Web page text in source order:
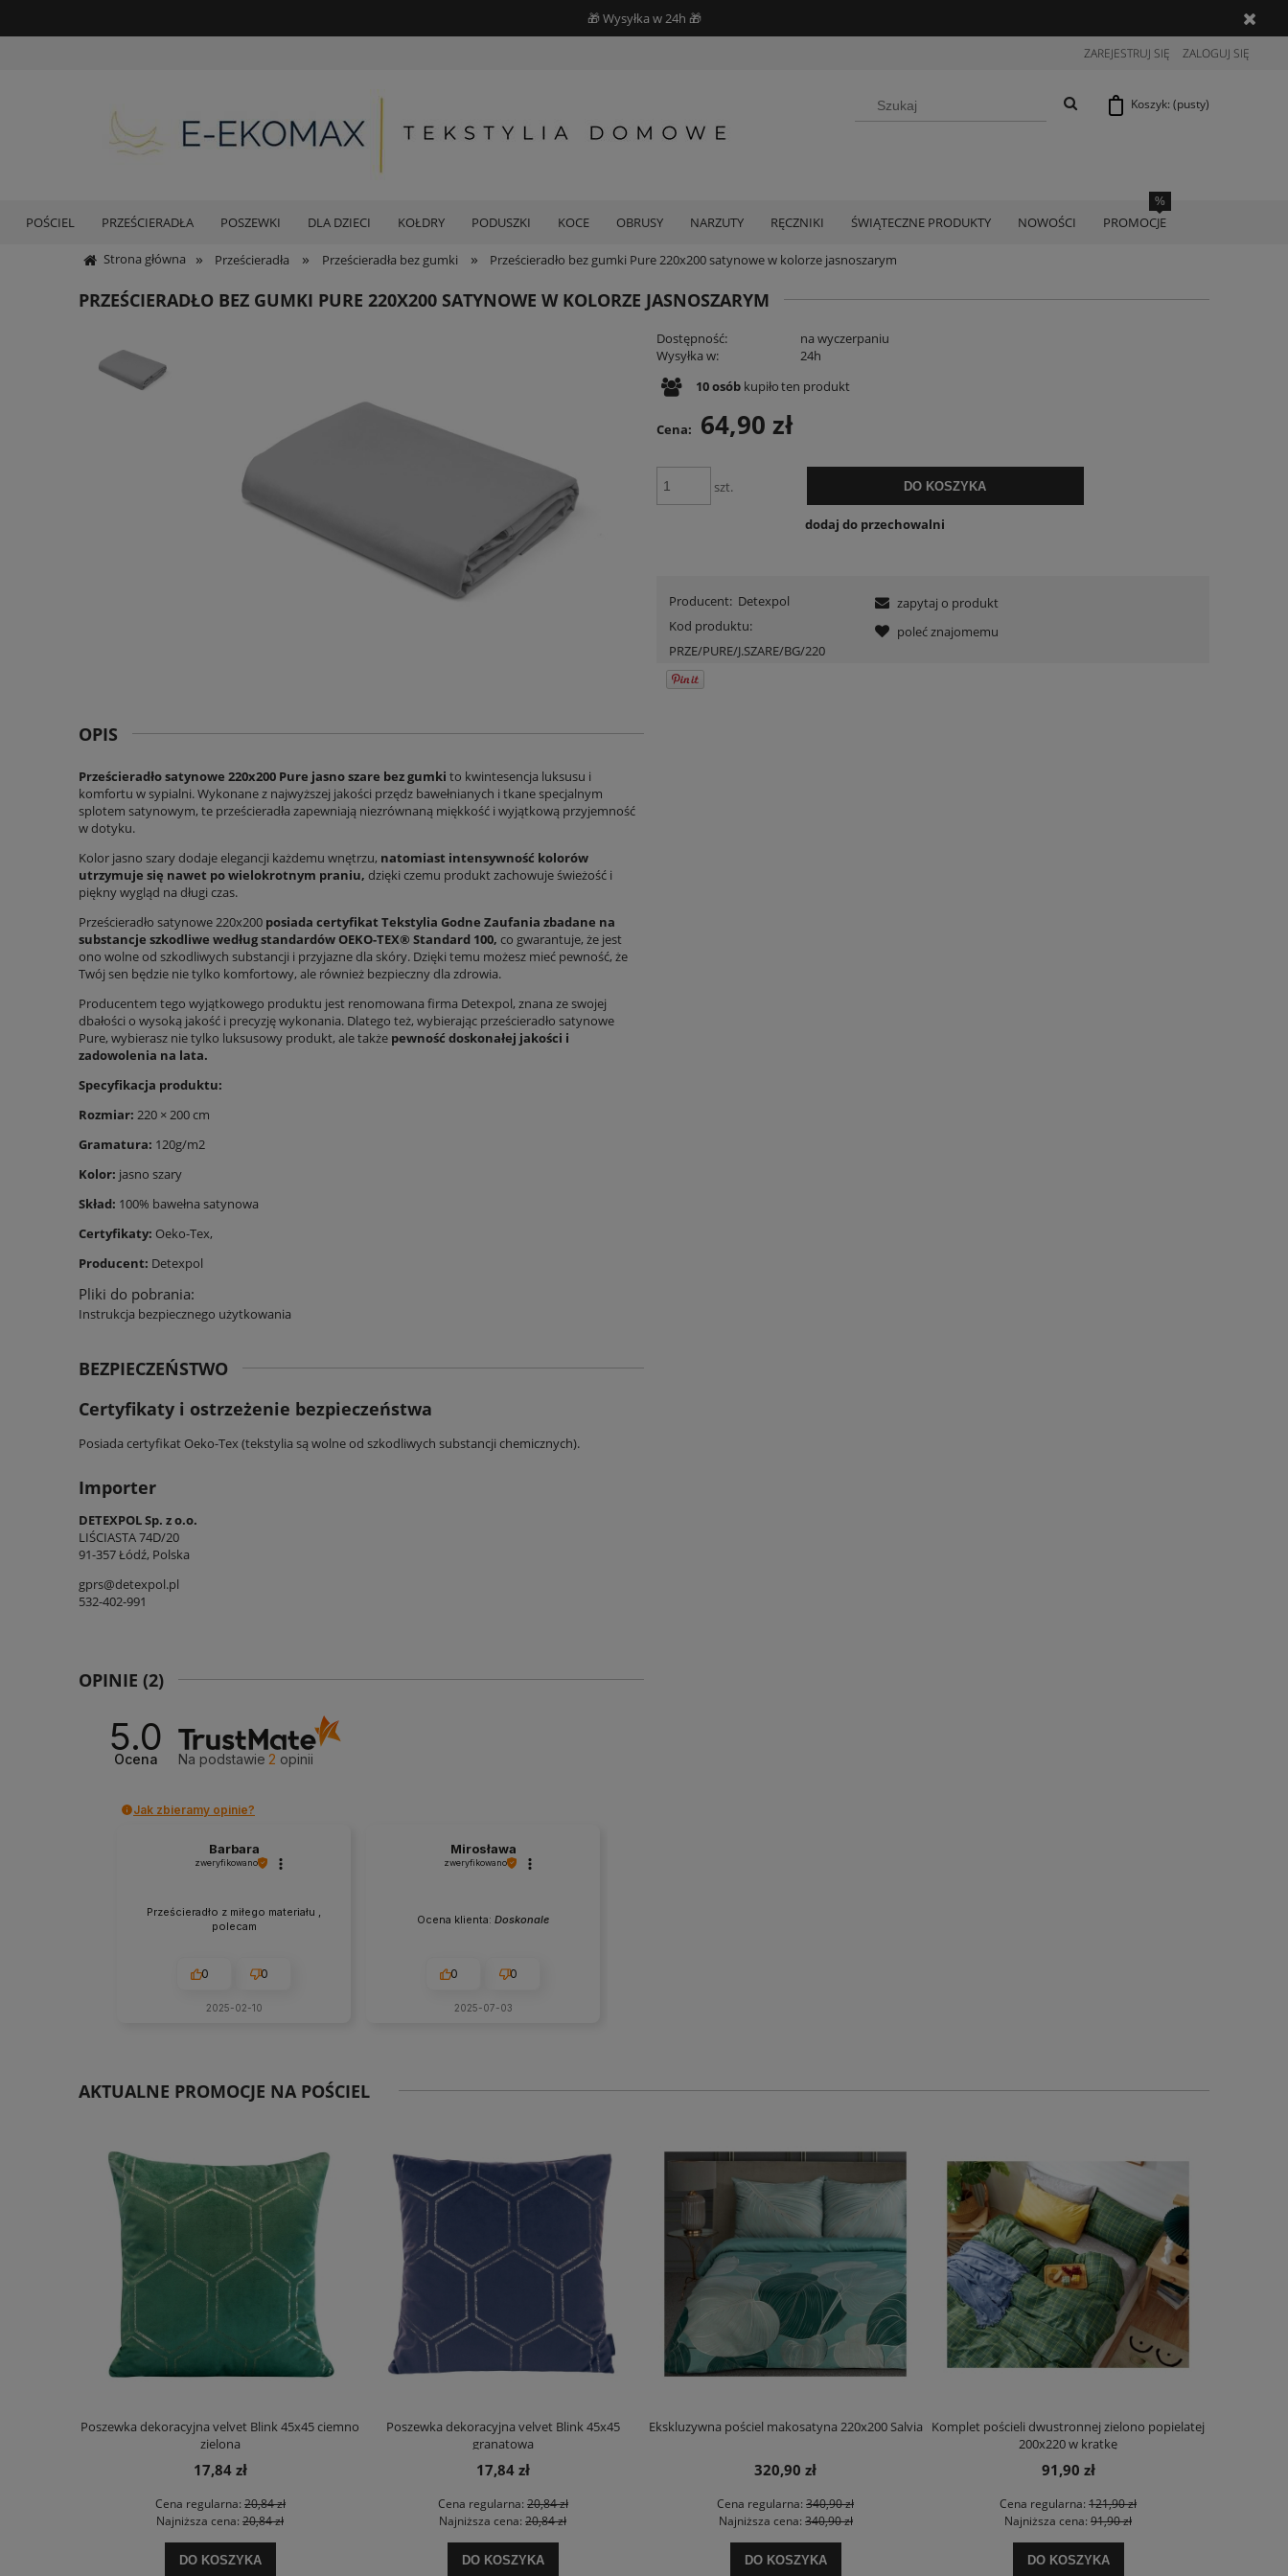
🎁 Wysyłka w 24h 🎁
ZAREJESTRUJ SIĘ ZALOGUJ SIĘ
Koszyk: (pusty)
POŚCIEL PRZEŚCIERADŁA POSZEWKI DLA DZIECI KOŁDRY PODUSZKI KOCE OBRUSY NARZUTY RĘCZNIKI ŚWIĄTECZNE PRODUKTY NOWOŚCI PROMOCJE
Strona główna » Prześcieradła » Prześcieradła bez gumki » Prześcieradło bez gumki Pure 220x200 satynowe w kolorze jasnoszarym
PRZEŚCIERADŁO BEZ GUMKI PURE 220X200 SATYNOWE W KOLORZE JASNOSZARYM
Dostępność:
na wyczerpaniu
Wysyłka w:
24h
10osóbkupiłoten produkt
Cena: 64,90 zł
szt. DO KOSZYKA
dodaj do przechowalni
Producent: Detexpol
Kod produktu:
PRZE/PURE/J.SZARE/BG/220
zapytaj o produkt
poleć znajomemu
OPIS
Prześcieradło satynowe 220x200 Pure jasno szare bez gumki to kwintesencja luksusu i
komfortu w sypialni. Wykonane z najwyższej jakości przędz bawełnianych i tkane specjalnym
splotem satynowym, te prześcieradła zapewniają niezrównaną miękkość i wyjątkową przyjemność
w dotyku.
Kolor jasno szary dodaje elegancji każdemu wnętrzu, natomiast intensywność kolorów
utrzymuje się nawet po wielokrotnym praniu, dzięki czemu produkt zachowuje świeżość i
piękny wygląd na długi czas.
Prześcieradło satynowe 220x200 posiada certyfikat Tekstylia Godne Zaufania zbadane na
substancje szkodliwe według standardów OEKO-TEX® Standard 100, co gwarantuje, że jest
ono wolne od szkodliwych substancji i przyjazne dla skóry. Dzięki temu możesz mieć pewność, że
Twój sen będzie nie tylko komfortowy, ale również bezpieczny dla zdrowia.
Producentem tego wyjątkowego produktu jest renomowana firma Detexpol, znana ze swojej
dbałości o wysoką jakość i precyzję wykonania. Dlatego też, wybierając prześcieradło satynowe
Pure, wybierasz nie tylko luksusowy produkt, ale także pewność doskonałej jakości i
zadowolenia na lata.
Specyfikacja produktu:
Rozmiar: 220 × 200 cm
Gramatura: 120g/m2
Kolor: jasno szary
Skład: 100% bawełna satynowa
Certyfikaty: Oeko-Tex,
Producent: Detexpol
Pliki do pobrania:
Instrukcja bezpiecznego użytkowania
BEZPIECZEŃSTWO
Certyfikaty i ostrzeżenie bezpieczeństwa
Posiada certyfikat Oeko-Tex (tekstylia są wolne od szkodliwych substancji chemicznych).
Importer
DETEXPOL Sp. z o.o.
LIŚCIASTA 74D/20
91-357 Łódź, Polska
gprs@detexpol.pl
532-402-991
OPINIE (2)
5.0
Ocena Na podstawie 2 opinii
Jak zbieramy opinie?
Barbara
zweryfikowano
Prześcieradło z miłego materiału ,
polecam
0 0
2025-02-10
Mirosława
zweryfikowano
Ocena klienta: Doskonale
0 0
2025-07-03
AKTUALNE PROMOCJE NA POŚCIEL
Poszewka dekoracyjna velvet Blink 45x45 ciemno
zielona
17,84 zł
Cena regularna: 20,84 zł
Najniższa cena: 20,84 zł
DO KOSZYKA
Poszewka dekoracyjna velvet Blink 45x45
granatowa
17,84 zł
Cena regularna: 20,84 zł
Najniższa cena: 20,84 zł
DO KOSZYKA
Ekskluzywna pościel makosatyna 220x200 Salvia
320,90 zł
Cena regularna: 340,90 zł
Najniższa cena: 340,90 zł
DO KOSZYKA
Komplet pościeli dwustronnej zielono popielatej
200x220 w kratkę
91,90 zł
Cena regularna: 121,90 zł
Najniższa cena: 91,90 zł
DO KOSZYKA